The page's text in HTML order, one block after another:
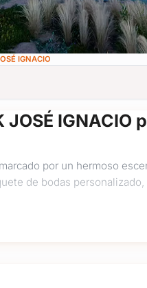
IGNACIO
IGNACIO
por un hermoso
de bodas